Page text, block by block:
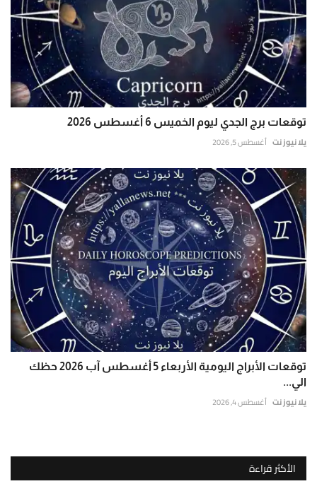
توقعات برج الجدي ليوم الخميس 6 أغسطس 2026
يلا نيوز نت أغسطس 5, 2026
توقعات الأبراج اليومية الأربعاء 5 أغسطس آب 2026 حظك
الي...
يلا نيوز نت أغسطس 4, 2026
الأكثر قراءة